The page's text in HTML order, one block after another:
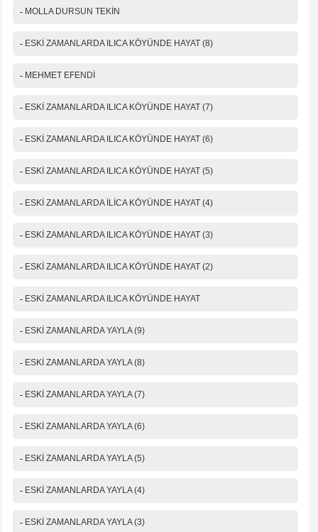
- MOLLA DURSUN TEKİN
- ESKİ ZAMANLARDA ILICA KÖYÜNDE HAYAT (8)
- MEHMET EFENDİ
- ESKİ ZAMANLARDA ILICA KÖYÜNDE HAYAT (7)
- ESKİ ZAMANLARDA ILICA KÖYÜNDE HAYAT (6)
- ESKİ ZAMANLARDA ILICA KÖYÜNDE HAYAT (5)
- ESKİ ZAMANLARDA İLİCA KÖYÜNDE HAYAT (4)
- ESKİ ZAMANLARDA ILICA KÖYÜNDE HAYAT (3)
- ESKİ ZAMANLARDA ILICA KÖYÜNDE HAYAT (2)
- ESKİ ZAMANLARDA ILICA KÖYÜNDE HAYAT
- ESKİ ZAMANLARDA YAYLA (9)
- ESKİ ZAMANLARDA YAYLA (8)
- ESKİ ZAMANLARDA YAYLA (7)
- ESKİ ZAMANLARDA YAYLA (6)
- ESKİ ZAMANLARDA YAYLA (5)
- ESKİ ZAMANLARDA YAYLA (4)
- ESKİ ZAMANLARDA YAYLA (3)